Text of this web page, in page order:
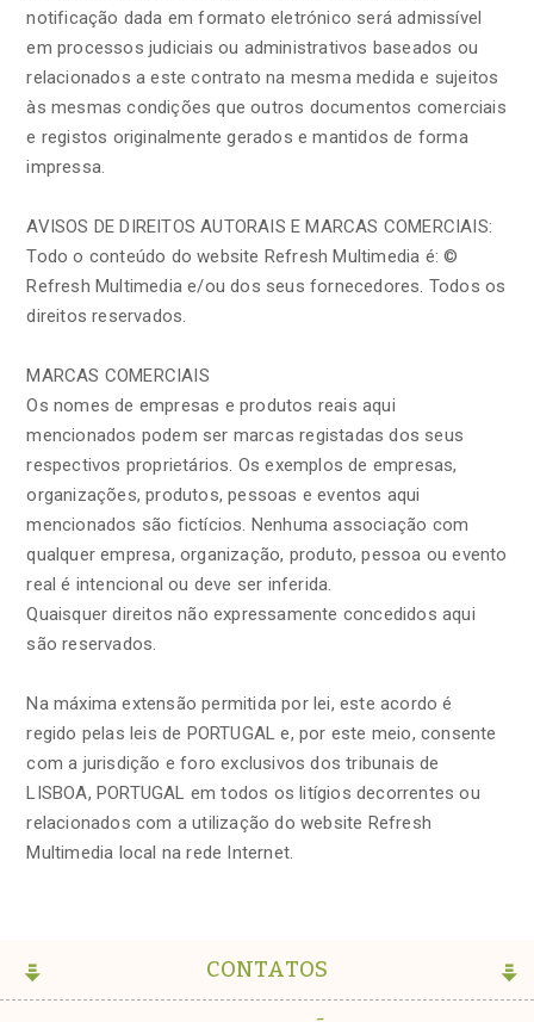
notificação dada em formato eletrónico será admissível
em processos judiciais ou administrativos baseados ou
relacionados a este contrato na mesma medida e sujeitos
às mesmas condições que outros documentos comerciais
e registos originalmente gerados e mantidos de forma
impressa.
AVISOS DE DIREITOS AUTORAIS E MARCAS COMERCIAIS:
Todo o conteúdo do website Refresh Multimedia é: ©
Refresh Multimedia e/ou dos seus fornecedores. Todos os
direitos reservados.
MARCAS COMERCIAIS
Os nomes de empresas e produtos reais aqui
mencionados podem ser marcas registadas dos seus
respectivos proprietários. Os exemplos de empresas,
organizações, produtos, pessoas e eventos aqui
mencionados são fictícios. Nenhuma associação com
qualquer empresa, organização, produto, pessoa ou evento
real é intencional ou deve ser inferida.
Quaisquer direitos não expressamente concedidos aqui
são reservados.
Na máxima extensão permitida por lei, este acordo é
regido pelas leis de PORTUGAL e, por este meio, consente
com a jurisdição e foro exclusivos dos tribunais de
LISBOA, PORTUGAL em todos os litígios decorrentes ou
relacionados com a utilização do website Refresh
Multimedia local na rede Internet.
CONTATOS